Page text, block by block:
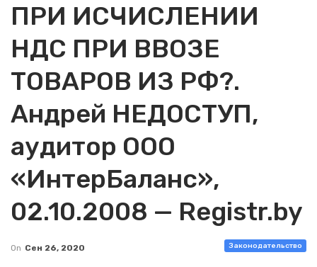
ПРИ ИСЧИСЛЕНИИ
НДС ПРИ ВВОЗЕ
ТОВАРОВ ИЗ РФ?.
Андрей НЕДОСТУП,
аудитор ООО
«ИнтерБаланс»,
02.10.2008 — Registr.by
Законодательство
On Сен 26, 2020